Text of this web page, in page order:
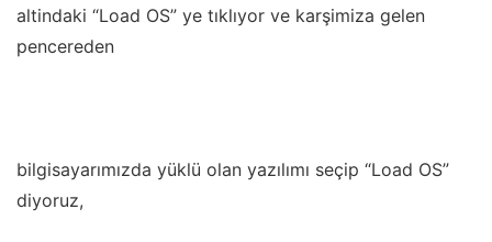
altindaki “Load OS” ye tıklıyor ve karşimiza gelen
pencereden
bilgisayarımızda yüklü olan yazılımı seçip “Load OS”
diyoruz,